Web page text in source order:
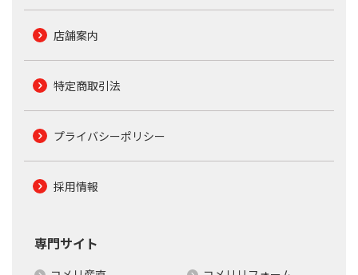
店舗案内
特定商取引法
プライバシーポリシー
採用情報
専門サイト